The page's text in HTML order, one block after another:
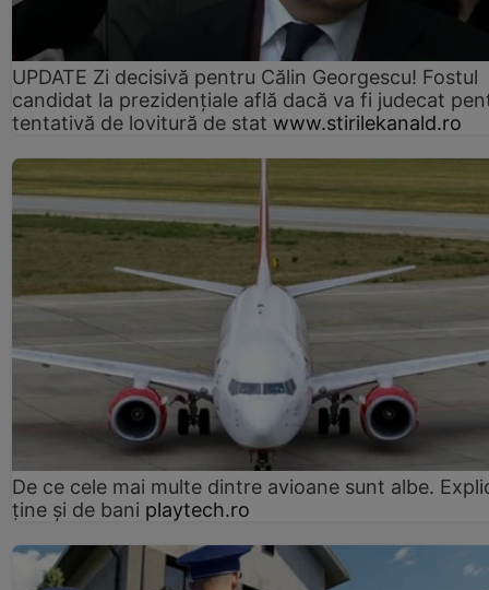
UPDATE Zi decisivă pentru Călin Georgescu! Fostul
candidat la prezidențiale află dacă va fi judecat
tentativă de lovitură de stat www.stirilekanald.ro
De ce cele mai multe dintre avioane sunt albe.
ține și de bani playtech.ro